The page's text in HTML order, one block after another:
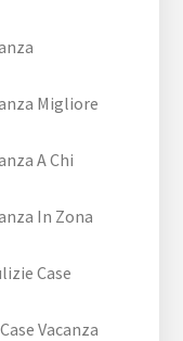
Migliore
A Chi
In Zona
Case
Vacanza